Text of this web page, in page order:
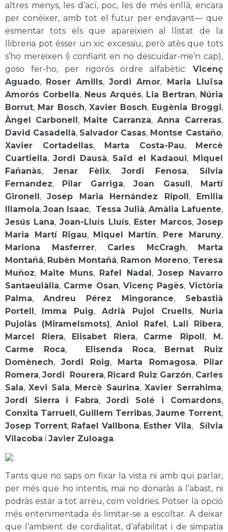
altres menys, les d’ací, poc, les de més enllà, encara
per conèixer, amb tot el futur per endavant— que
esmentar tots els que apareixien al llistat de la
llibreria pot ésser un xic excessiu, però atès que tots
s’ho mereixen (i confiant en no descuidar-me’n cap),
goso fer-ho, per rigorós ordre alfabètic: Vicenç
Aguado, Roser Amills, Jordi Amor, Maria Lluïsa
Amorós Corbella, Neus Arqués, Lia Bertran, Núria
Borrut, Mar Bosch, Xavier Bosch, Eugènia Broggi,
Àngel Carbonell, Maite Carranza, Anna Carreras,
David Casadellà, Salvador Casas, Montse Castaño,
Xavier Cortadellas, Marta Costa-Pau, Mercè
Cuartiella, Jordi Dausà, Saïd el Kadaoui, Miquel
Fañanàs, Jenar Fèlix, Jordi Fenosa, Sílvia
Fernandez, Pilar Garriga, Joan Gasull, Martí
Gironell, Josep Maria Hernández Ripoll, Emilia
Illamola, Joan Isaac, Tessa Julià, Amàlia Lafuente,
Jesús Lana, Joan-Lluís Lluís, Ester Marcos, Josep
Maria Martí Rigau, Miquel Martín, Pere Maruny,
Mariona Masferrer, Carles McCragh, Marta
Montañá, Rubèn Montañá, Ramon Moreno, Teresa
Muñoz, Maite Muns, Rafel Nadal, Josep Navarro
Santaeulàlia, Carme Osan, Vicenç Pagès, Victòria
Palma, Andreu Pérez Mingorance, Sebastià
Portell, Imma Puig, Adrià Pujol Cruells, Nuria
Pujolàs (Miramelsmots), Aniol Rafel, Lali Ribera,
Marcel Riera, Elisabet Riera, Carme Ripoll, M.
Carme Roca, Elisenda Roca, Bernat Ruiz
Domènech, Jordi Roig, Marta Romagosa, Pilar
Romera, Jordi Rourera, Ricard Ruiz Garzón, Carles
Sala, Xevi Sala, Mercè Saurina, Xavier Serrahima,
Jordi Sierra i Fabra, Jordi Solé i Comardons,
Conxita Tarruell, Guillem Terribas, Jaume Torrent,
Josep Torrent, Rafael Vallbona, Esther Vila,
Sílvia
Vilacoba i Javier Zuloaga.
Tants que no saps on fixar la vista ni amb qui parlar,
per més que ho intentis, mai no donaràs a l’abast, ni
podràs estar a tot arreu, com voldries. Potser la opció
més entenimentada és limitar-se a escoltar. A deixar
que l’ambient de cordialitat, d’afabilitat i de simpatia